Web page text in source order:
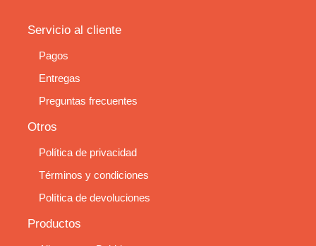
Servicio al cliente
Pagos
Entregas
Preguntas frecuentes
Otros
Política de privacidad
Términos y condiciones
Política de devoluciones
Productos